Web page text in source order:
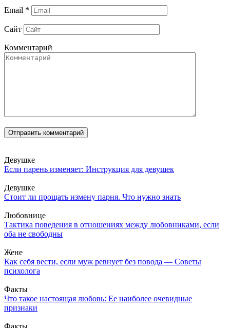
Email *
Сайт
Комментарий
Девушке
Если парень изменяет: Инструкция для девушек
Девушке
Стоит ли прощать измену парня. Что нужно знать
Любовнице
Тактика поведения в отношениях между любовниками, если
оба не свободны
Жене
Как себя вести, если муж ревнует без повода — Советы
психолога
Факты
Что такое настоящая любовь: Ее наиболее очевидные
признаки
Факты